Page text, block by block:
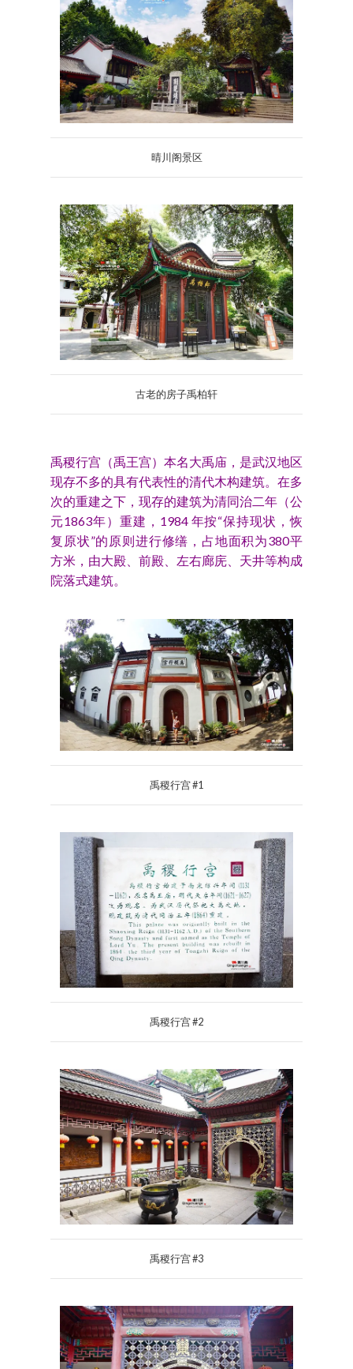
晴川阁景区
古老的房子禹柏轩
禹稷行宫（禹王宫）本名大禹庙，是武汉地区
现存不多的具有代表性的清代木构建筑。在多
次的重建之下，现存的建筑为清同治二年（公
元1863年）重建，1984 年按“保持现状，恢
复原状”的原则进行修缮，占地面积为380平
方米，由大殿、前殿、左右廊庑、天井等构成
院落式建筑。
禹稷行宫 #1
禹稷行宫 #2
禹稷行宫 #3